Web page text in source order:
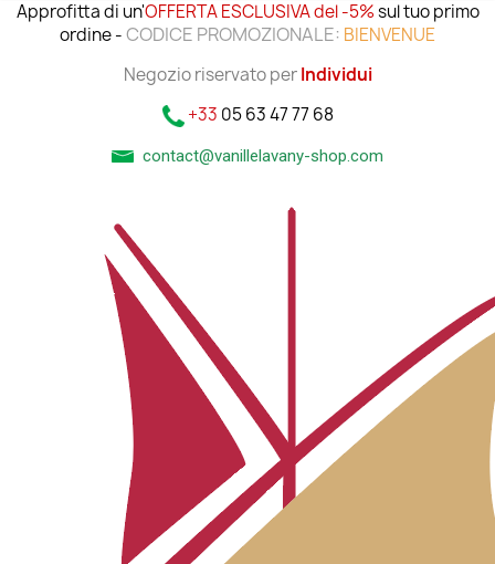
Approfitta di un'OFFERTA ESCLUSIVA del -5%sul tuo primo
ordine -CODICE PROMOZIONALE: BIENVENUE
Negozio riservato perIndividui
+33 05 63 47 77 68
contact@vanillelavany-shop.com